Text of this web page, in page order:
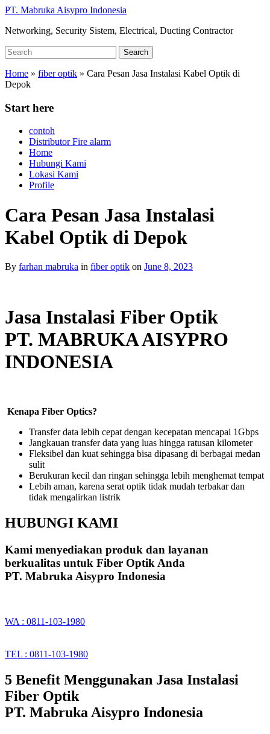
Skip
main
PT. Mabruka Aisypro Indonesia
Networking, Security Sistem, Electrical, Ducting Contractor
Search
for:
Search
Home » fiber optik » Cara Pesan Jasa Instalasi Kabel Optik di
Depok
Start here
contoh
Distributor Fire alarm
Home
Hubungi Kami
Lokasi Kami
Profile
Cara Pesan Jasa Instalasi
Kabel Optik di Depok
By farhan mabruka in fiber optik on June 8, 2023
Jasa Instalasi Fiber Optik
PT. MABRUKA AISYPRO
INDONESIA
Kenapa Fiber Optics?
Transfer data lebih cepat dengan kecepatan mencapai 1Gbps
Jangkauan transfer data yang luas hingga ratusan kilometer
Fleksibel dan kuat sehingga bisa dipasang di berbagai medan
sulit
Berukuran kecil dan ringan sehingga lebih menghemat tempat
Lebih aman, karena serat optik tidak mudah terbakar dan
tidak mengalirkan listrik
HUBUNGI KAMI
Kami menyediakan produk dan layanan
berkualitas untuk Fiber Optik Anda
PT. Mabruka Aisypro Indonesia
WA : 0811-103-1980
TEL : 0811-103-1980
5 Benefit Menggunakan Jasa Instalasi
Fiber Optik
PT. Mabruka Aisypro Indonesia